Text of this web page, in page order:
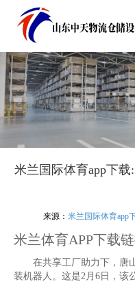
米兰国际体育app下
来源：米兰国际体育app
米兰体育APP下载
在共享工厂助力下，唐山
装机器人。这是2月6日，该